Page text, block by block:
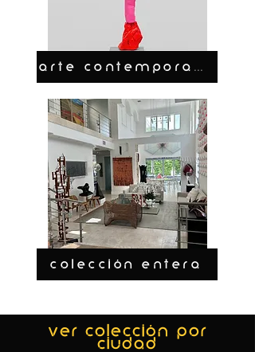
ARTE CONTEMPORANEO
COLECCIÓN ENTERA
ver colección por
ciudad